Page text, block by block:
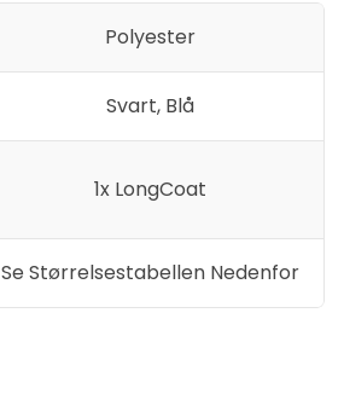
Polyester
Svart, Blå
1x LongCoat
Se Størrelsestabellen Nedenfor